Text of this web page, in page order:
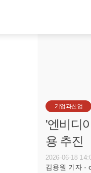
기업과산업
'엔비디
용 추진
2026-06-18
김용원 기자 -